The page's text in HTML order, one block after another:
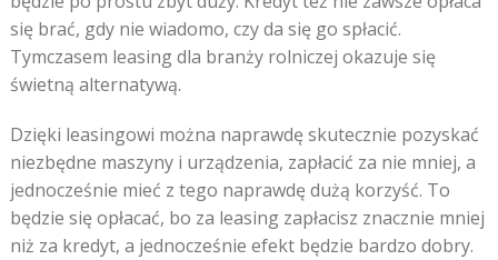
się brać, gdy nie wiadomo, czy da się go spłacić.
Tymczasem leasing dla branży rolniczej okazuje się
świetną alternatywą.
Dzięki leasingowi można naprawdę skutecznie pozyskać
niezbędne maszyny i urządzenia, zapłacić za nie mniej, a
jednocześnie mieć z tego naprawdę dużą korzyść. To
będzie się opłacać, bo za leasing zapłacisz znacznie mniej
niż za kredyt, a jednocześnie efekt będzie bardzo dobry.